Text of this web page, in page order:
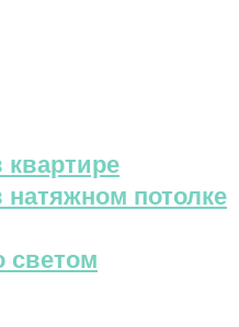
потолке
светом